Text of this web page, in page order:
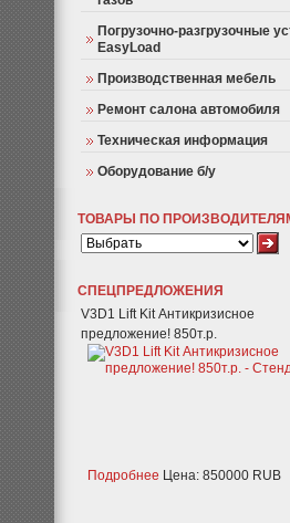
Погрузочно-разгрузочные
EasyLoad
Производственная мебель
Ремонт салона автомобиля
Техническая информация
Оборудование б/у
ТОВАРЫ ПО
СПЕЦПРЕДЛОЖЕНИЯ
V3D1 Lift Kit Антикризисное
предложение! 850т.р.
Подробнее Цена: 850000 RUB